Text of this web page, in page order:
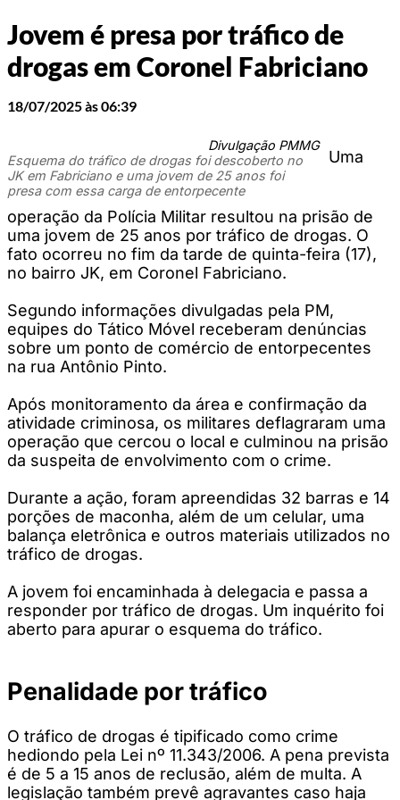
Jovem é presa por tráfico de
drogas em Coronel Fabriciano
18/07/2025 às 06:39
Divulgação PMMG
Esquema do tráfico de drogas foi descoberto no
JK em Fabriciano e uma jovem de 25 anos foi
presa com essa carga de entorpecente
Uma
operação da Polícia Militar resultou na prisão de
uma jovem de 25 anos por tráfico de drogas. O
fato ocorreu no fim da tarde de quinta-feira (17),
no bairro JK, em Coronel Fabriciano.
Segundo informações divulgadas pela PM,
equipes do Tático Móvel receberam denúncias
sobre um ponto de comércio de entorpecentes
na rua Antônio Pinto.
Após monitoramento da área e confirmação da
atividade criminosa, os militares deflagraram uma
operação que cercou o local e culminou na prisão
da suspeita de envolvimento com o crime.
Durante a ação, foram apreendidas 32 barras e 14
porções de maconha, além de um celular, uma
balança eletrônica e outros materiais utilizados no
tráfico de drogas.
A jovem foi encaminhada à delegacia e passa a
responder por tráfico de drogas. Um inquérito foi
aberto para apurar o esquema do tráfico.
Penalidade por tráfico
O tráfico de drogas é tipificado como crime
hediondo pela Lei nº 11.343/2006. A pena prevista
é de 5 a 15 anos de reclusão, além de multa. A
legislação também prevê agravantes caso haja